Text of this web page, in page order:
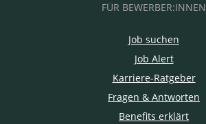
FÜR BEWERBER:INNEN
Job suchen
Job Alert
Karriere-Ratgeber
Fragen & Antworten
Benefits erklärt